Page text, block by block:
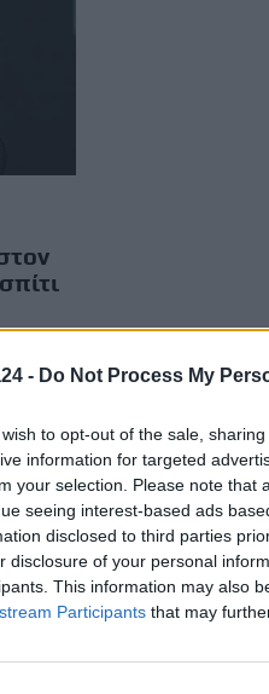
- Do Not Process My
to opt-out of the sale,
information for targeted
your selection. Please note that
seeing interest-based ads
disclosed to third parties
disclosure of your personal
This information may also
Participants that may